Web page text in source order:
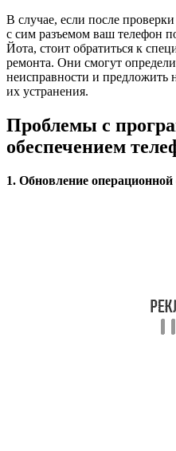
В случае, если после
с сим разъемом ваш телефон
Йота, стоит обратиться к
ремонта. Они смогут
неисправности и предложить
их устранения.
Проблемы с
обеспечением
1. Обновление